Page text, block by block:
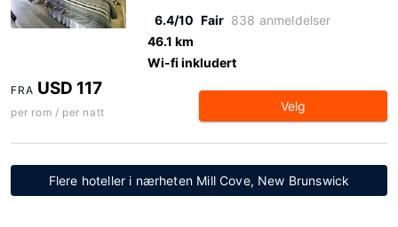
6.4/10 Fair 838 anmeldelser
46.1 km
Wi-fi inkludert
FRA USD 117
per rom / per natt Velg
Flere hoteller i nærheten Mill Cove, New Brunswick